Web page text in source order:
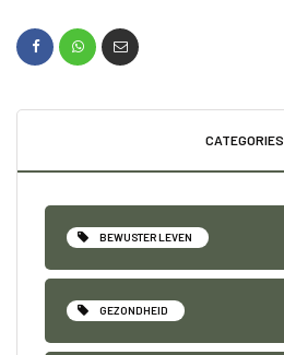
CATEGORIES
BEWUSTER LEVEN
GEZONDHEID